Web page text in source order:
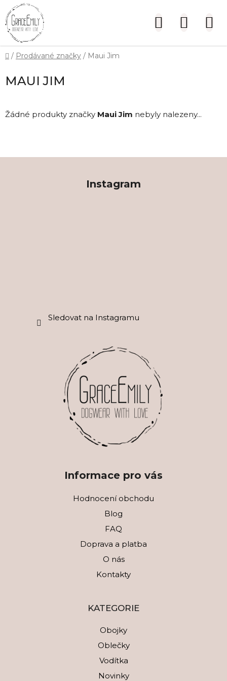
Přejít
na
obsah
KOŠÍK
Domů
/ Prodávané značky / Maui Jim
MAUI JIM
Žádné produkty značky Maui Jim nebyly nalezeny...
Instagram
Sledovat na Instagramu
Informace pro vás
Hodnocení obchodu
Blog
FAQ
Doprava a platba
O nás
Kontakty
KATEGORIE
Obojky
Oblečky
Vodítka
Novinky